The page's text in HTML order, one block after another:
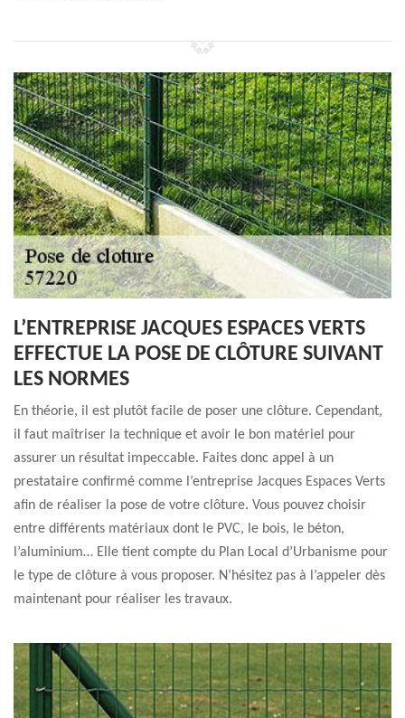
L’ENTREPRISE JACQUES ESPACES VERTS
EFFECTUE LA POSE DE CLÔTURE SUIVANT
LES NORMES
En théorie, il est plutôt facile de poser une clôture. Cependant,
il faut maîtriser la technique et avoir le bon matériel pour
assurer un résultat impeccable. Faites donc appel à un
prestataire confirmé comme l’entreprise Jacques Espaces Verts
afin de réaliser la pose de votre clôture. Vous pouvez choisir
entre différents matériaux dont le PVC, le bois, le béton,
l’aluminium… Elle tient compte du Plan Local d’Urbanisme pour
le type de clôture à vous proposer. N’hésitez pas à l’appeler dès
maintenant pour réaliser les travaux.